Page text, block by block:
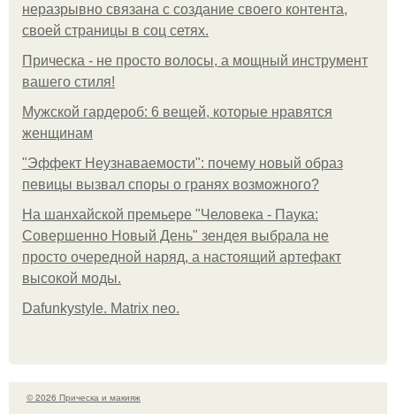
неразрывно связана с создание своего контента,
своей страницы в соц сетях.
Прическа - не просто волосы, а мощный инструмент
вашего стиля!
Мужской гардероб: 6 вещей, которые нравятся
женщинам
"Эффект Неузнаваемости": почему новый образ
певицы вызвал споры о гранях возможного?
На шанхайской премьере "Человека - Паука:
Совершенно Новый День" зендея выбрала не
просто очередной наряд, а настоящий артефакт
высокой моды.
Dafunkystyle. Matrix neo.
© 2026 Прическа и макияж